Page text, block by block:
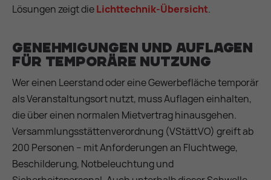
Lösungen zeigt dieLichttechnik-Übersicht.
Genehmigungen und Auflagen
für temporäre Nutzung
Wer einen Leerstand oder eine Gewerbefläche temporär
als Veranstaltungsort nutzt, muss Auflagen einhalten,
die über einen normalen Mietvertrag hinausgehen.
Versammlungsstättenverordnung (VStättVO) greift ab
200 Personen – mit Anforderungen an Fluchtwege,
Beschilderung, Notbeleuchtung und